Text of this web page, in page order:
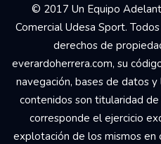
© 2017 Un Equipo
Comercial Udesa Sport.
derechos de
everardoherrera.com, su
navegación, bases de datos
contenidos son titularidad
corresponde el ejercicio
explotación de los mismos en